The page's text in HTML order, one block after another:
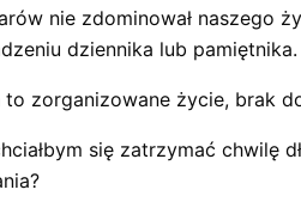
nie zdominował naszego
dziennika lub pamiętnika.
to zorganizowane życie, brak
się zatrzymać chwilę